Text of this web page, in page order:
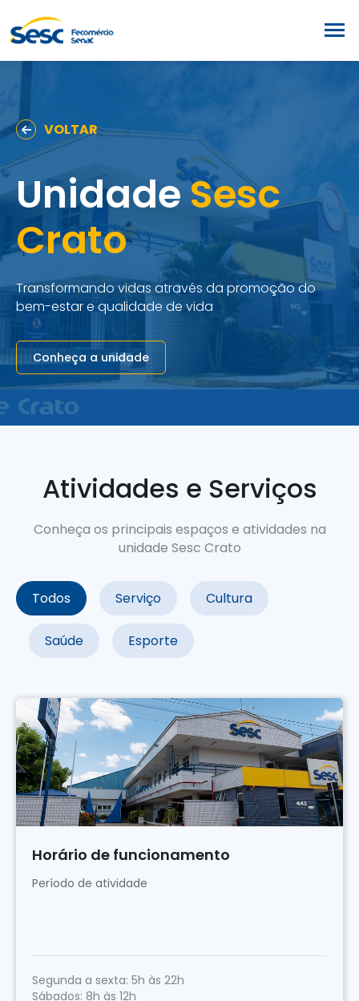
VOLTAR
UnidadeSesc
Crato
Transformando vidas através da promoção do
bem-estar e qualidade de vida
Conheça a unidade
Atividades e Serviços
Conheça os principais espaços e atividades na
unidade Sesc Crato
Todos Serviço Cultura
Saúde Esporte
Horário de funcionamento
Período de atividade
Segunda a sexta: 5h às 22h
Sábados: 8h às 12h